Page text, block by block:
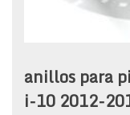
anillos para
i-10 2012-